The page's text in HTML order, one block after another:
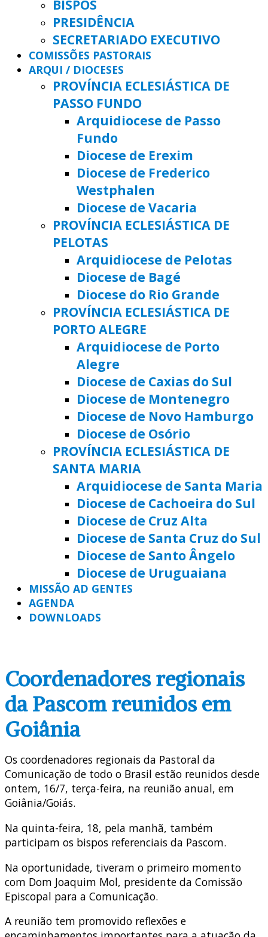
BISPOS
PRESIDÊNCIA
SECRETARIADO EXECUTIVO
COMISSÕES PASTORAIS
ARQUI / DIOCESES
PROVÍNCIA ECLESIÁSTICA DE
PASSO FUNDO
Arquidiocese de Passo
Fundo
Diocese de Erexim
Diocese de Frederico
Westphalen
Diocese de Vacaria
PROVÍNCIA ECLESIÁSTICA DE
PELOTAS
Arquidiocese de Pelotas
Diocese de Bagé
Diocese do Rio Grande
PROVÍNCIA ECLESIÁSTICA DE
PORTO ALEGRE
Arquidiocese de Porto
Alegre
Diocese de Caxias do Sul
Diocese de Montenegro
Diocese de Novo Hamburgo
Diocese de Osório
PROVÍNCIA ECLESIÁSTICA DE
SANTA MARIA
Arquidiocese de Santa Maria
Diocese de Cachoeira do Sul
Diocese de Cruz Alta
Diocese de Santa Cruz do Sul
Diocese de Santo Ângelo
Diocese de Uruguaiana
MISSÃO AD GENTES
AGENDA
DOWNLOADS
Coordenadores regionais
da Pascom reunidos em
Goiânia
Os coordenadores regionais da Pastoral da
Comunicação de todo o Brasil estão reunidos desde
ontem, 16/7, terça-feira, na reunião anual, em
Goiânia/Goiás.
Na quinta-feira, 18, pela manhã, também
participam os bispos referenciais da Pascom.
Na oportunidade, tiveram o primeiro momento
com Dom Joaquim Mol, presidente da Comissão
Episcopal para a Comunicação.
A reunião tem promovido reflexões e